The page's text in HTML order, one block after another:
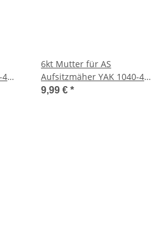
4
6kt Mutter für AS
Aufsitzmäher YAK 1040-4
WD
9,99 € *